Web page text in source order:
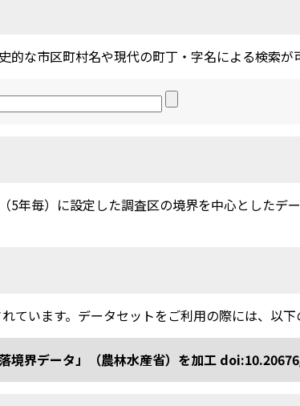
的な市区町村名や現代の町丁・字名による検索が
5年毎）に設定した調査区の境界を中心とした
ています。データセットをご利用の際には、以
境界データ」（農林水産省）を加工